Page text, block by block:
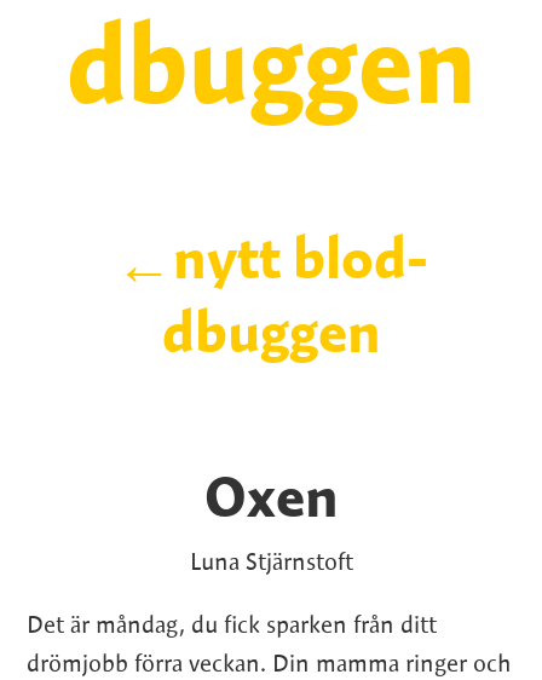
dbuggen
←nytt blod-
dbuggen
Oxen
Luna Stjärnstoft
Det är måndag, du fick sparken från ditt
drömjobb förra veckan. Din mamma ringer och